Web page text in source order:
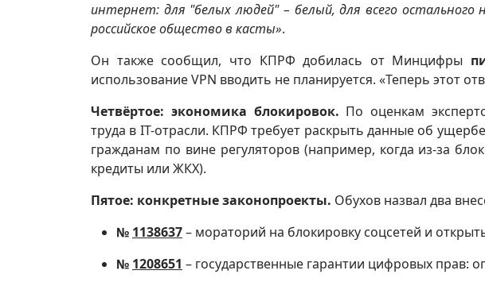
интернет: для "белых людей" – белый, для всего
российское общество в касты».
Он также сообщил, что КПРФ добилась от Минцифры
использование VPN вводить не планируется. «Теперь этот
Четвёртое: экономика блокировок. По оценкам
труда в IT-отрасли. КПРФ требует раскрыть данные об
гражданам по вине регуляторов (например, когда из-за
кредиты или ЖКХ).
Пятое: конкретные законопроекты. Обухов назвал два
№ 1138637– мораторий на блокировку соцсетей и
№ 1208651 – государственные гарантии цифровых прав: